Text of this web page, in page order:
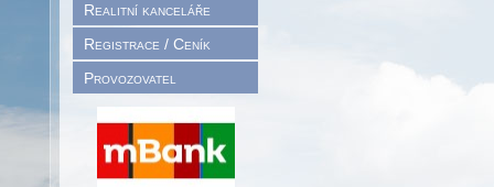
Realitní kanceláře
Registrace / Ceník
Provozovatel